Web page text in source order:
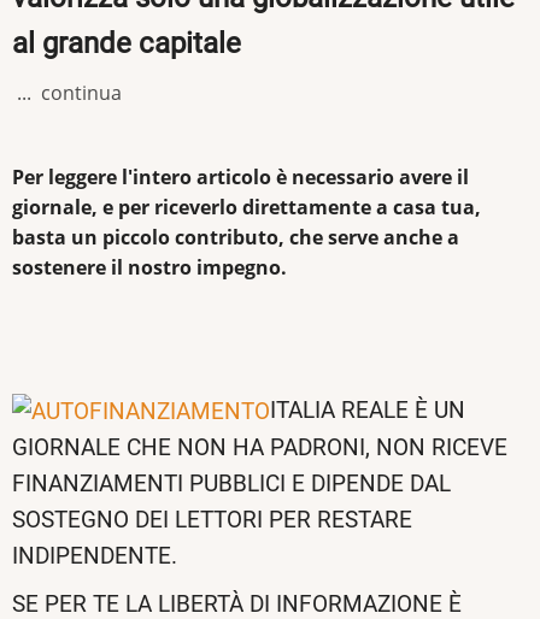
al grande capitale
... continua
Per leggere l'intero articolo è necessario avere il
giornale, e per riceverlo direttamente a casa tua,
basta un piccolo contributo, che serve anche a
sostenere il nostro impegno.
ITALIA REALE È UN
GIORNALE CHE NON HA PADRONI, NON RICEVE
FINANZIAMENTI PUBBLICI E DIPENDE DAL
SOSTEGNO DEI LETTORI PER RESTARE
INDIPENDENTE.
SE PER TE LA LIBERTÀ DI INFORMAZIONE È